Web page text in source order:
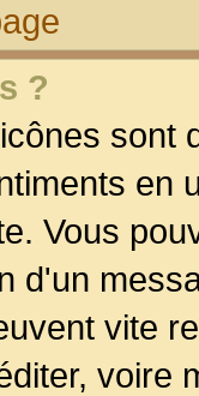
?
sont
en
Vous
d'un
vite
voire